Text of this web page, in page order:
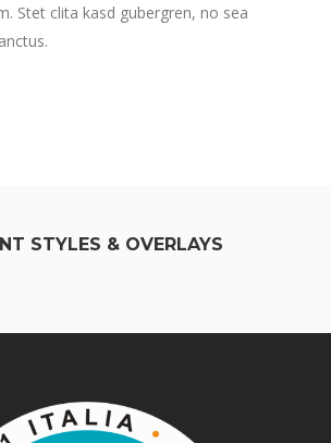
Stet clita kasd gubergren, no sea
STYLES & OVERLAYS